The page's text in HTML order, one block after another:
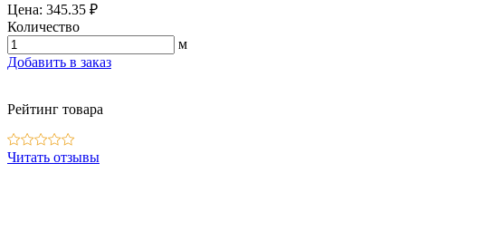
Цена: 345.35 ₽
Количество
м
Добавить в заказ
Рейтинг товара
Читать отзывы